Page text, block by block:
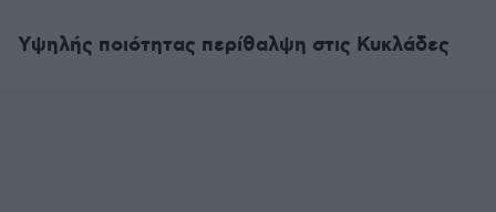
Υψηλής ποιότητας περίθαλψη στις Κυκλάδες